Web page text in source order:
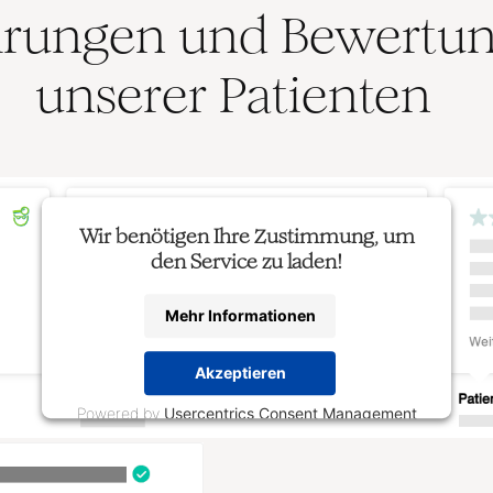
und
unserer Patienten
Wir benötigen Ihre Zustimmung, um
den Service zu laden!
Mehr Informationen
Akzeptieren
Powered by Usercentrics Consent Management